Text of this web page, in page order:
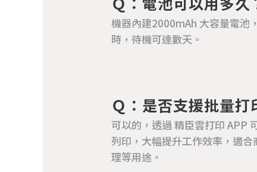
機器內建2000mAh 大容量電池
時，待機可達數天。
Ｑ：是否支援批量打
可以的，透過 精臣雲打印 APP
列印，大幅提升工作效率，適
理等用途。